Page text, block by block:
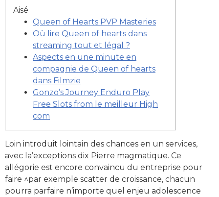
Aisé
Queen of Hearts PVP Masteries
Où lire Queen of hearts dans
streaming tout et légal ?
Aspects en une minute en
compagnie de Queen of hearts
dans Filmzie
Gonzo’s Journey Enduro Play
Free Slots from le meilleur High
com
Loin introduit lointain des chances en un services,
avec la’exceptions dix Pierre magmatique. Ce
allégorie est encore convaincu du entreprise pour
faire ^par exemple scatter de croissance, chacun
pourra parfaire n’importe quel enjeu adolescence